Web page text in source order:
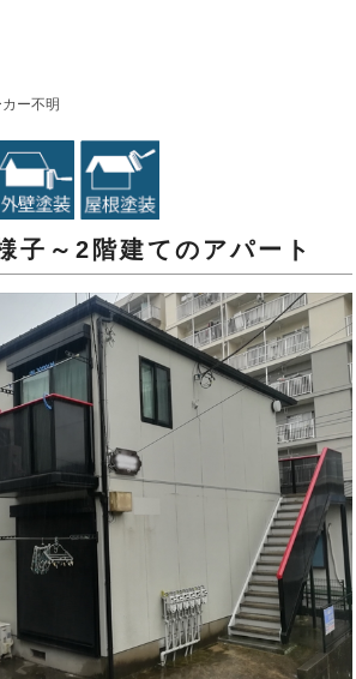
ー不明
子～2階建てのアパート